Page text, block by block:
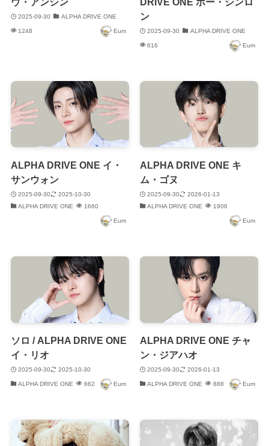
2025-09-30 ALPHA DRIVE ONE
1248 Eum
ン
2025-09-30 ALPHA DRIVE ONE
616 Eum
ALPHA DRIVE ONE イ・
サンウォン
2025-09-30
2025-10-30
ALPHA DRIVE ONE
1660
Eum
ALPHA DRIVE ONE キ
ム・ゴヌ
2025-09-30
2026-01-13
ALPHA DRIVE ONE
1906
Eum
ソロ / ALPHA DRIVE ONE
イ・リオ
2025-09-30 2025-10-30
ALPHA DRIVE ONE 662 Eum
ALPHA DRIVE ONE チャ
ン・ジアハオ
2025-09-30 2026-01-13
ALPHA DRIVE ONE 888 Eum